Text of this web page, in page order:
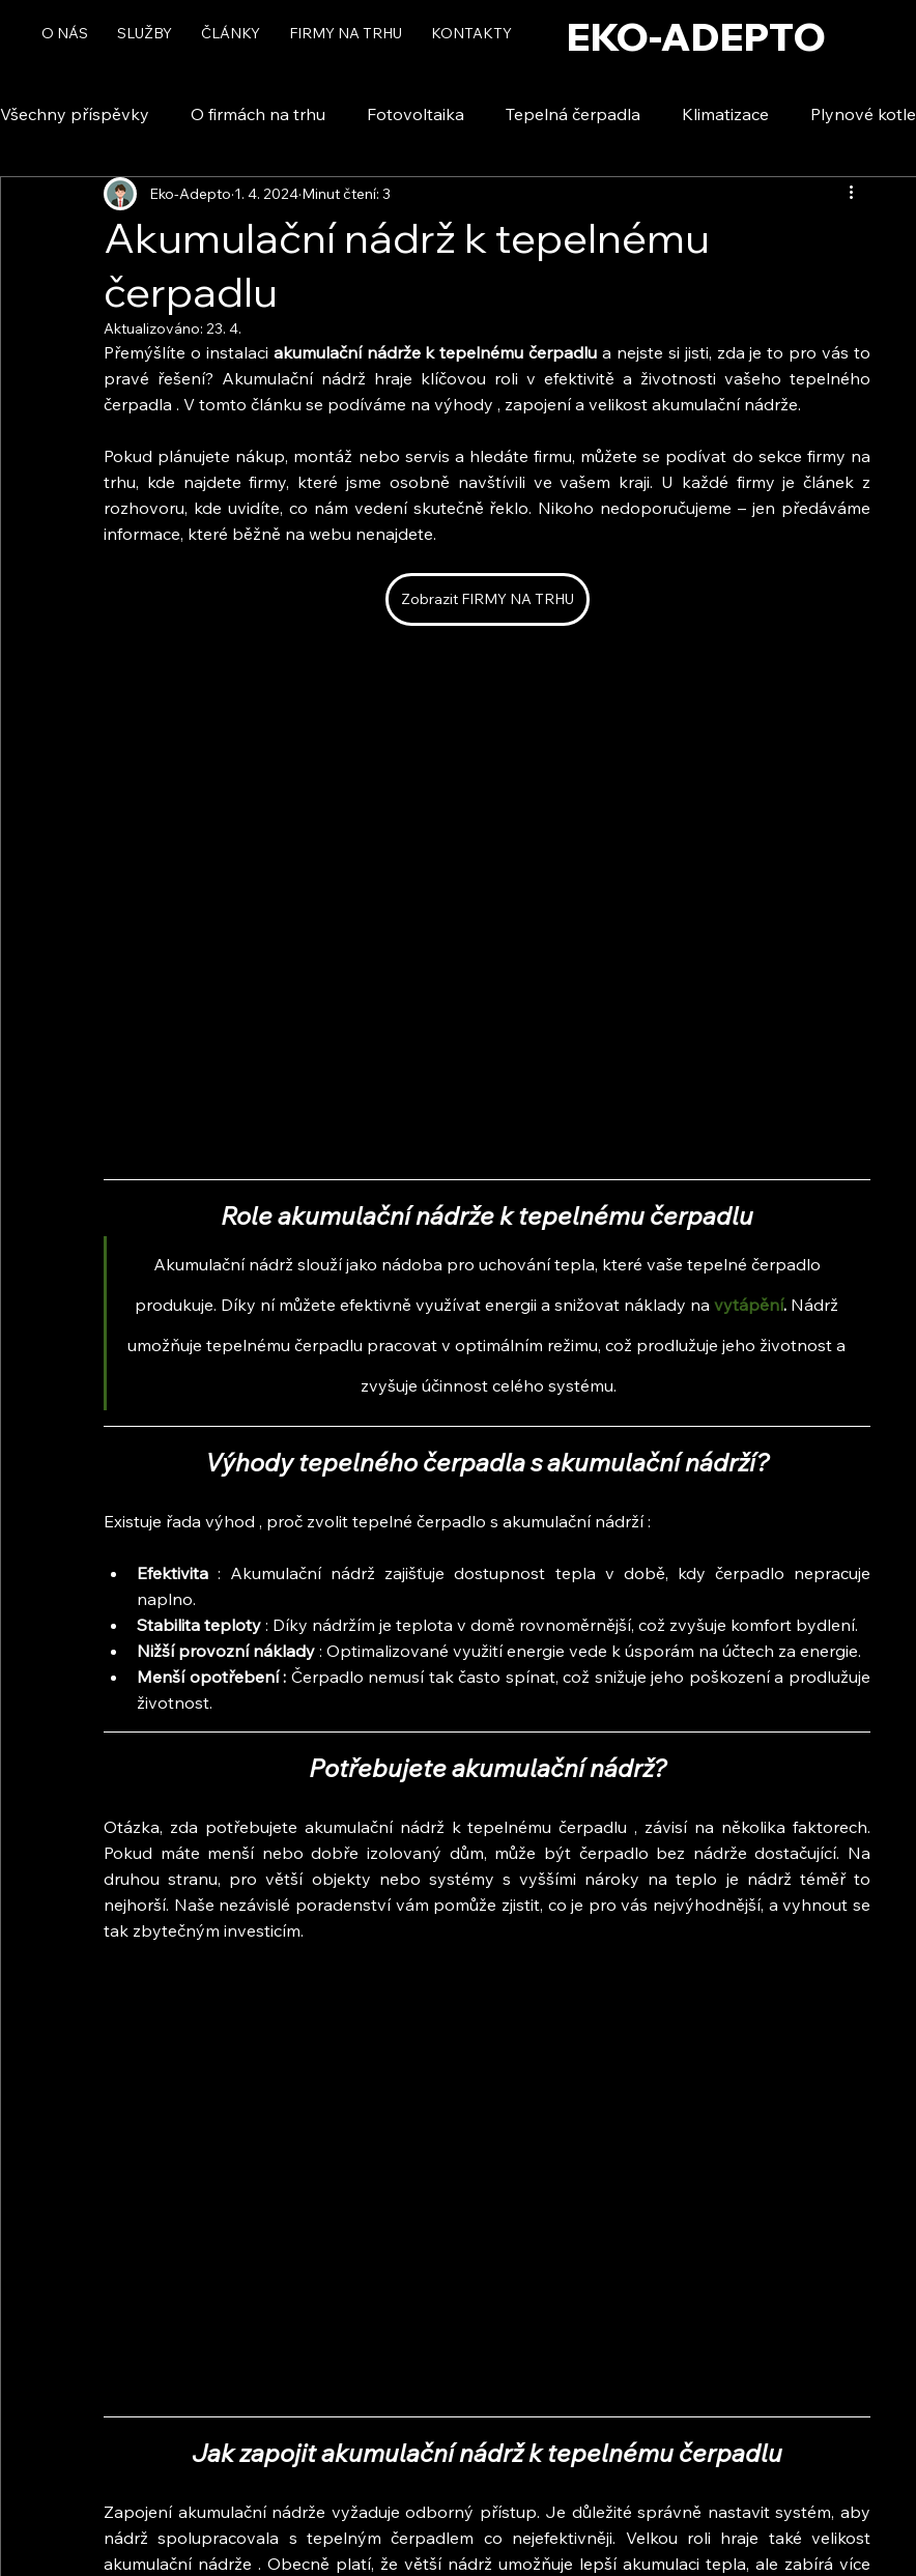
O NÁS SLUŽBY ČLÁNKY FIRMY NA TRHU KONTAKTY EKO-ADEPTO
Všechny příspěvky O firmách na trhu Fotovoltaika Tepelná čerpadla Klimatizace Plynové kotle
Rekuperace a větrání Chytrá domácnost a automatizace Voda a úspory
Akumulační nádrž k tepelnému
čerpadlu
Eko-Adepto 1. 4. 2024 Minut čtení: 3
Aktualizováno: 23. 4.
Přemýšlíte o instalaci akumulační nádrže k tepelnému čerpadlu a nejste si jisti, zda je to pro vás to
pravé řešení? Akumulační nádrž hraje klíčovou roli v efektivitě a životnosti vašeho tepelného
čerpadla . V tomto článku se podíváme na výhody , zapojení a velikost akumulační nádrže.
Pokud plánujete nákup, montáž nebo servis a hledáte firmu, můžete se podívat do sekce firmy na
trhu, kde najdete firmy, které jsme osobně navštívili ve vašem kraji. U každé firmy je článek z
rozhovoru, kde uvidíte, co nám vedení skutečně řeklo. Nikoho nedoporučujeme – jen předáváme
informace, které běžně na webu nenajdete.
Zobrazit FIRMY NA TRHU
Role akumulační nádrže k tepelnému čerpadlu
Akumulační nádrž slouží jako nádoba pro uchování tepla, které vaše tepelné čerpadlo
produkuje. Díky ní můžete efektivně využívat energii a snižovat náklady na vytápění. Nádrž
umožňuje tepelnému čerpadlu pracovat v optimálním režimu, což prodlužuje jeho životnost a
zvyšuje účinnost celého systému.
Výhody tepelného čerpadla s akumulační nádrží?
Existuje řada výhod , proč zvolit tepelné čerpadlo s akumulační nádrží :
Efektivita : Akumulační nádrž zajišťuje dostupnost tepla v době, kdy čerpadlo nepracuje
naplno.
Stabilita teploty : Díky nádržím je teplota v domě rovnoměrnější, což zvyšuje komfort bydlení.
Nižší provozní náklady : Optimalizované využití energie vede k úsporám na účtech za energie.
Menší opotřebení : Čerpadlo nemusí tak často spínat, což snižuje jeho poškození a prodlužuje
životnost.
Potřebujete akumulační nádrž?
Otázka, zda potřebujete akumulační nádrž k tepelnému čerpadlu , závisí na několika faktorech.
Pokud máte menší nebo dobře izolovaný dům, může být čerpadlo bez nádrže dostačující. Na
druhou stranu, pro větší objekty nebo systémy s vyššími nároky na teplo je nádrž téměř to
nejhorší. Naše nezávislé poradenství vám pomůže zjistit, co je pro vás nejvýhodnější, a vyhnout se
tak zbytečným investicím.
Jak zapojit akumulační nádrž k tepelnému čerpadlu
Zapojení akumulační nádrže vyžaduje odborný přístup. Je důležité správně nastavit systém, aby
nádrž spolupracovala s tepelným čerpadlem co nejefektivněji. Velkou roli hraje také velikost
akumulační nádrže . Obecně platí, že větší nádrž umožňuje lepší akumulaci tepla, ale zabírá více